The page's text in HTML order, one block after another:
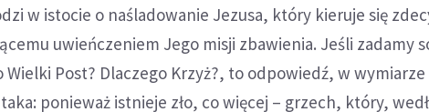
w istocie o naśladowanie Jezusa, który kieruje się
uwieńczeniem Jego misji zbawienia. Jeśli zadamy
Wielki Post? Dlaczego Krzyż?, to odpowiedź, w wymiarze
ponieważ istnieje zło, co więcej – grzech, który,